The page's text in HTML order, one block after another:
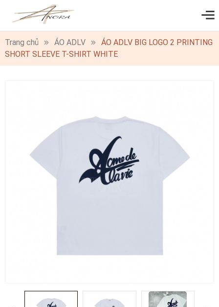
0
Trang chủ ÁO ADLV
ÁO ADLV BIG LOGO 2 PRINTING
SHORT SLEEVE T-SHIRT WHITE